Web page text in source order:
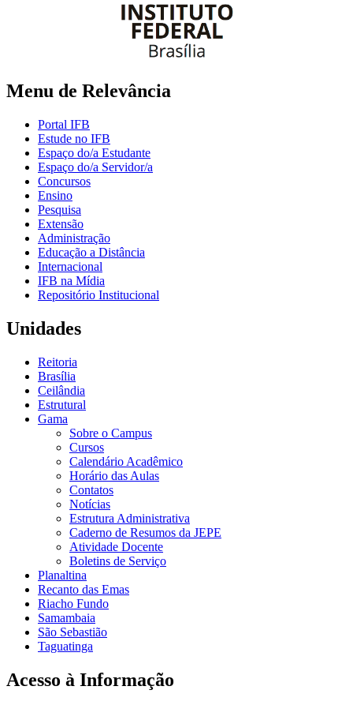
Menu de Relevância
Portal IFB
Estude no IFB
Espaço do/a Estudante
Espaço do/a Servidor/a
Concursos
Ensino
Pesquisa
Extensão
Administração
Educação a Distância
Internacional
IFB na Mídia
Repositório Institucional
Unidades
Reitoria
Brasília
Ceilândia
Estrutural
Gama
Sobre o Campus
Cursos
Calendário Acadêmico
Horário das Aulas
Contatos
Notícias
Estrutura Administrativa
Caderno de Resumos da JEPE
Atividade Docente
Boletins de Serviço
Planaltina
Recanto das Emas
Riacho Fundo
Samambaia
São Sebastião
Taguatinga
Acesso à Informação